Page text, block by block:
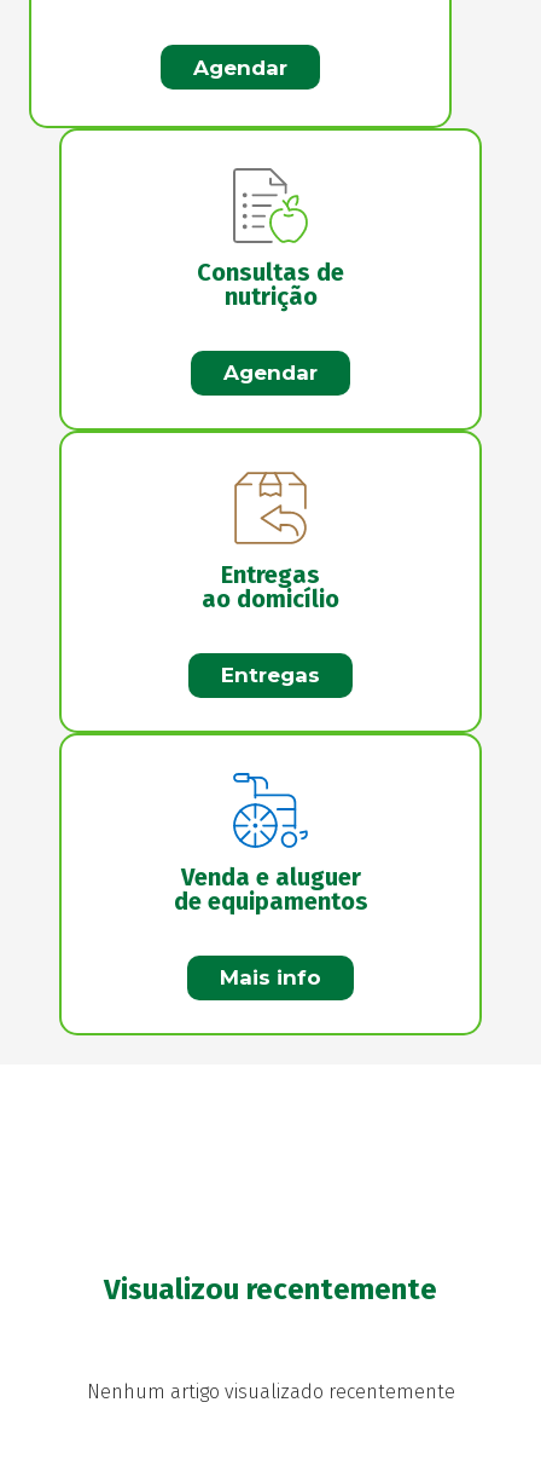
Agendar
Consultas de
nutrição
Agendar
Entregas
ao domicílio
Entregas
Venda e aluguer
de equipamentos
Mais info
Visualizou recentemente
Nenhum artigo visualizado recentemente